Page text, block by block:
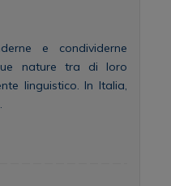
e condividerne
nature tra di loro
linguistico. In Italia,